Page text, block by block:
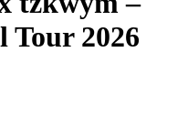
Tour 2026